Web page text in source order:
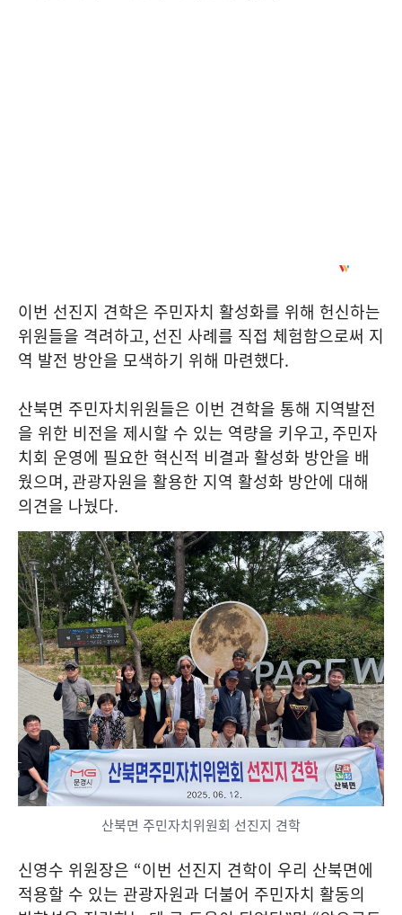
이번 선진지 견학은 주민자치 활성화를 위해 헌신하는
위원들을 격려하고, 선진 사례를 직접 체험함으로써 지
역 발전 방안을 모색하기 위해 마련했다.
산북면 주민자치위원들은 이번 견학을 통해 지역발전
을 위한 비전을 제시할 수 있는 역량을 키우고, 주민자
치회 운영에 필요한 혁신적 비결과 활성화 방안을 배
웠으며, 관광자원을 활용한 지역 활성화 방안에 대해
의견을 나눴다.
산북면 주민자치위원회 선진지 견학
신영수 위원장은 “이번 선진지 견학이 우리 산북면에
적용할 수 있는 관광자원과 더불어 주민자치 활동의